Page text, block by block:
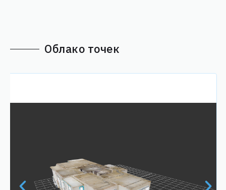
Облако точек